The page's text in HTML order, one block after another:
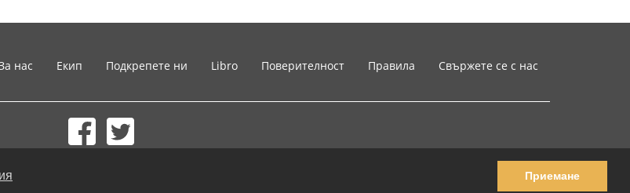
Приемане
нас Екип Подкрепете ни Libro Поверителност Правила Свържете се с нас